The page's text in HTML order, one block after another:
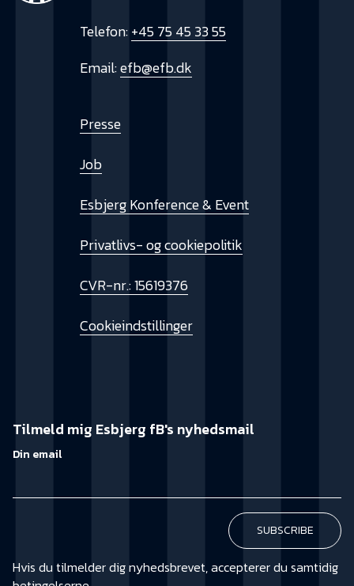
Telefon:+45 75 45 33 55
Email:efb@efb.dk
Presse
Job
Esbjerg Konference & Event
Privatlivs- og cookiepolitik
CVR-nr.: 15619376
Cookieindstillinger
Tilmeld mig Esbjerg fB's nyhedsmail
Din email
Hvis du tilmelder dig nyhedsbrevet, accepterer du samtidig